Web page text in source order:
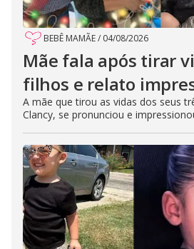
BEBÊ MAMÃE/ 04/08/2026
Mãe fala após tirar
filhos e relato
A mãe que tirou as vidas dos seus
Clancy, se pronunciou e